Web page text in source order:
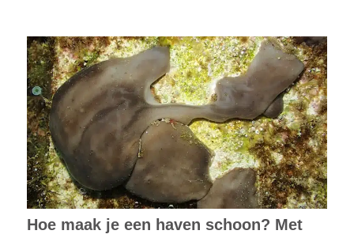
Hoe maak je een haven schoon? Met
een spons